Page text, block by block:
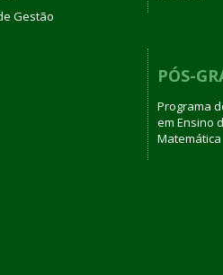
Gestão
PÓS-
Programa
em Ensino
Matemática